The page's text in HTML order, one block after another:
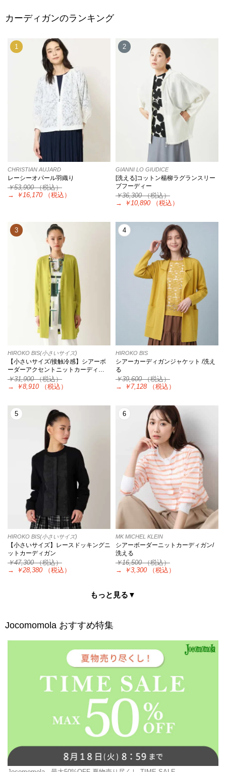
カーディガンのランキング
1
CHRISTIAN AUJARD
レーシーオパール羽織り
￥53,900（税込）
→
￥16,170 （税込）
2
GIANNI LO GIUDICE
[洗える]コットン楊柳ラグランスリー
ブフーディー
￥36,300（税込）
→
￥10,890 （税込）
3
HIROKO BIS(小さいサイズ)
【小さいサイズ/接触冷感】シアーボ
ーダーアクセントニットカーディ…
￥31,900（税込）
→
￥8,910 （税込）
4
HIROKO BIS
シアーカーディガンジャケット /洗え
る
￥39,600（税込）
→
￥7,128 （税込）
5
HIROKO BIS(小さいサイズ)
【小さいサイズ】レースドッキングニ
ットカーディガン
￥47,300（税込）
→
￥28,380 （税込）
6
MK MICHEL KLEIN
シアーボーダーニットカーディガン/
洗える
￥16,500（税込）
→
￥3,300 （税込）
もっと見る▼
Jocomomola おすすめ特集